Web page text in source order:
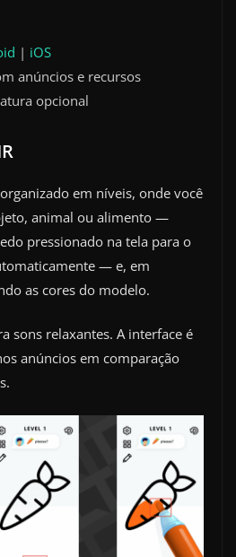
| iOS
anúncios e recursos
opcional
organizado em níveis, onde você
animal ou alimento —
pressionado na tela para o
— e, em
as cores do modelo.
sons relaxantes. A interface é
anúncios em comparação